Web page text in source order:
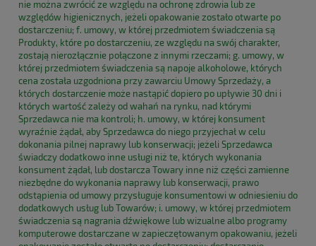
nie można zwrócić ze względu na ochronę zdrowia lub ze
względów higienicznych, jeżeli opakowanie zostało otwarte po
dostarczeniu; f. umowy, w której przedmiotem świadczenia są
Produkty, które po dostarczeniu, ze względu na swój charakter,
zostają nierozłącznie połączone z innymi rzeczami; g. umowy, w
której przedmiotem świadczenia są napoje alkoholowe, których
cena została uzgodniona przy zawarciu Umowy Sprzedaży, a
których dostarczenie może nastąpić dopiero po upływie 30 dni i
których wartość zależy od wahań na rynku, nad którymi
Sprzedawca nie ma kontroli; h. umowy, w której konsument
wyraźnie żądał, aby Sprzedawca do niego przyjechał w celu
dokonania pilnej naprawy lub konserwacji; jeżeli Sprzedawca
świadczy dodatkowo inne usługi niż te, których wykonania
konsument żądał, lub dostarcza Towary inne niż części zamienne
niezbędne do wykonania naprawy lub konserwacji, prawo
odstąpienia od umowy przysługuje konsumentowi w odniesieniu do
dodatkowych usług lub Towarów; i. umowy, w której przedmiotem
świadczenia są nagrania dźwiękowe lub wizualne albo programy
komputerowe dostarczane w zapieczętowanym opakowaniu, jeżeli